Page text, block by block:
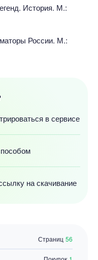
История. М.:
России. М.:
в сервисе
на скачивание
Страниц 56